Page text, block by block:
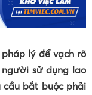
lý để vạch rõ
sử dụng lao
bắt buộc phải